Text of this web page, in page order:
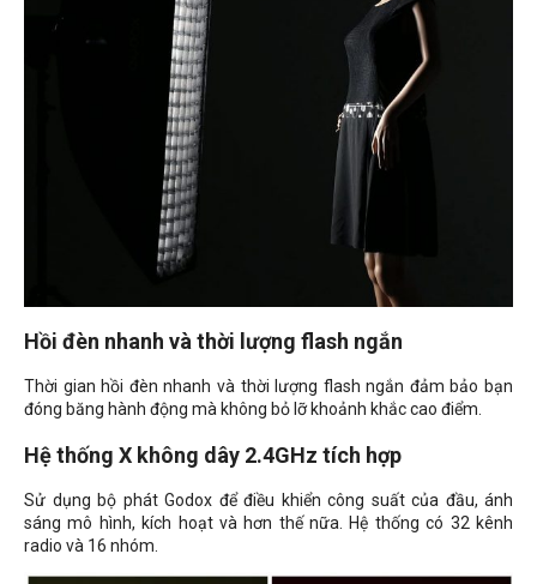
Hồi đèn nhanh và thời lượng flash ngắn
Thời gian hồi đèn nhanh và thời lượng flash ngắn đảm bảo bạn
đóng băng hành động mà không bỏ lỡ khoảnh khắc cao điểm.
Hệ thống X không dây 2.4GHz tích hợp
Sử dụng bộ phát Godox để điều khiển công suất của đầu, ánh
sáng mô hình, kích hoạt và hơn thế nữa. Hệ thống có 32 kênh
radio và 16 nhóm.